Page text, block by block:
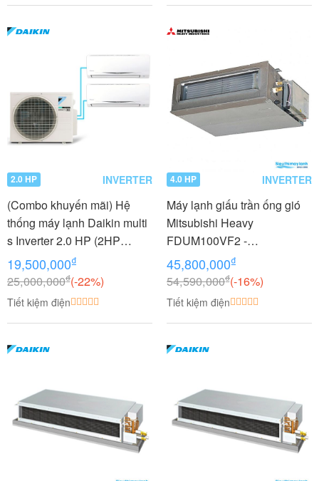
2.0 HP INVERTER
(Combo khuyến mãi) Hệ
thống máy lạnh Daikin multi
s Inverter 2.0 HP (2HP
Ngựa) - 1 dàn nóng 2 dàn
lạnh (1.0 + 1.0 HP (1 Ngựa)
MKC50RVMV-
CTKC25RVMV+CTKC25RV
19,500,000₫
25,000,000₫(-22%)
Tiết kiệm điện
4.0 HP INVERTER
Máy lạnh giấu trần ống gió
Mitsubishi Heavy
FDUM100VF2 -
FDC100VNP 4.0 HP (4
Ngựa) Inverter
45,800,000₫
54,590,000₫(-16%)
Tiết kiệm điện